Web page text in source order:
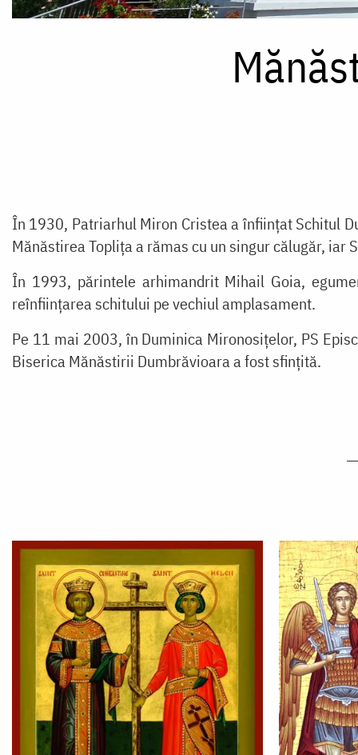
În 1930, Patriarhul Miron Cristea a înființat Schitul
Mănăstirea Toplița a rămas cu un singur călugăr,
În 1993, părintele arhimandrit Mihail Goia,
reînființarea schitului pe vechiul amplasament.
Pe 11 mai 2003, în Duminica Mironosițelor, PS
Biserica Mănăstirii Dumbrăvioara a fost sfințită.